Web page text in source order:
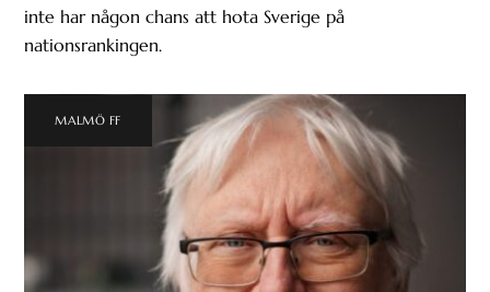
inte har någon chans att hota Sverige på
nationsrankingen.
MALMÖ FF